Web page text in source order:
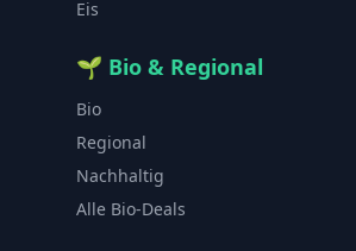
Eis
🌱 Bio & Regional
Bio
Regional
Nachhaltig
Alle Bio-Deals